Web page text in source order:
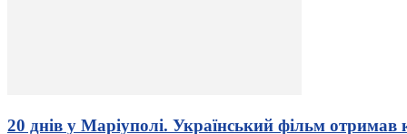
20 днів у Маріуполі. Український фільм отримав